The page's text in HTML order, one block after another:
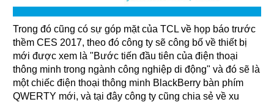
Trong đó cũng có sự góp mặt của TCL về họp báo trước
thềm CES 2017, theo đó công ty sẽ công bố về thiết bị
mới được xem là "Bước tiến đầu tiên của điện thoại
thông minh trong ngành công nghiệp di động" và đó sẽ là
một chiếc điện thoại thông minh BlackBerry bàn phím
QWERTY mới, và tại đây công ty cũng chia sẻ về xu